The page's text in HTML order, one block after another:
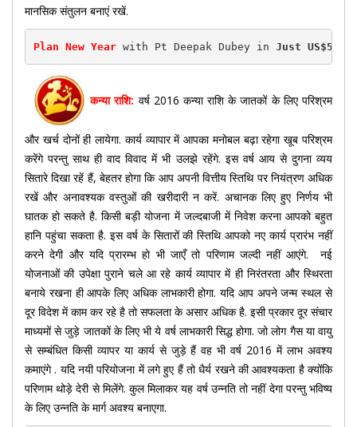
मानसिक संतुलन बनाएं रखें.
Plan New Year with Pt Deepak Dubey in Just
कन्या राशि: वर्ष 2016 कन्या राशि के जातकों के लिए परिश्रम
और खर्च दोनों ही लायेगा. कार्य व्यापार में आपका मनोबल बढ़ा रहेगा खूब परिश्रम
करेंगे परन्तु साथ ही वाद विवाद में भी उलझे रहेंगे. इस वर्ष आय से दुगना व्यय
सितारे दिखा रहें हैं, बेहतर होगा कि आप अपनी वित्तीय स्तिथि पर नियंत्रण अधिक
रखें और अनावश्यक वस्तुओं की खरीदारी न करें. अचानक लिए हुए निर्णय भी
घातक हो सकते है. किसी बड़ी योजना में जल्दबाजी में निवेश करना आपको बहुत
हानि पहुंचा सकता है. इस वर्ष के सितारों की स्तिथि आपको नए कार्य प्रारंभ नहीं
करने देगी और यदि प्रारम्भ हो भी जाएँ तो परिणाम जल्दी नहीं आएंगे. नई
योजनाओं की उपेक्षा पुराने चले आ रहे कार्य व्यापार में ही निरंतरता और स्थिरता
बनाये रखना ही आपके लिए अधिक लाभकारी होगा. यदि आप अपने जन्म स्थल से
दूर विदेश में काम कर रहे है तो सफलता के असार अधिक है. इसी प्रकार दूर संचार
माध्यमों से जुड़े जातकों के लिए भी ये वर्ष लाभकारी सिद्ध होगा. जो लोग गैस या वायु
से सम्बंधित किसी व्यापर या कार्य से जुड़े हैं वह भी वर्ष 2016 में लाभ अवश्य
कमाएंगे . यदि नयी परियोजना में लगे हुए हैं तो धैर्य रखने की आवश्यकता है क्योंकि
परिणाम थोड़े देरी से मिलेंगे. कुल मिलाकर यह वर्ष उन्नति तो नहीं देगा परन्तु भविष्य
के लिए उन्नति के मार्ग अवश्य बनाएगा.